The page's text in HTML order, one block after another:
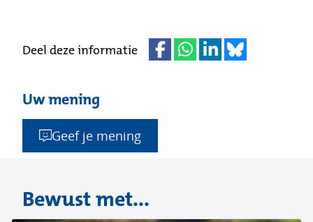
Deel deze informatie
Uw mening
Geef je mening
Bewust met...